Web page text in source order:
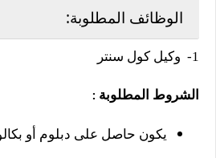
الوظائف المطلوبة:
1- وكيل كول سنتر
الشروط المطلوبة :
يكون حاصل على دبلوم أو